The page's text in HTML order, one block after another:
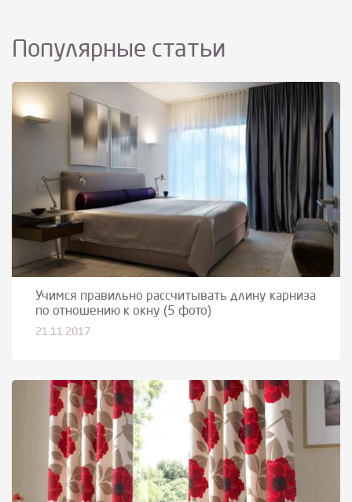
Популярные статьи
Учимся правильно рассчитывать длину карниза
по отношению к окну (5 фото)
21.11.2017